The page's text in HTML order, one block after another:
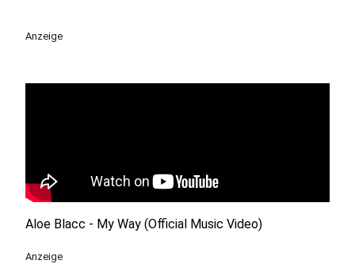
Anzeige
Aloe Blacc - My Way (Official Music Video)
Anzeige